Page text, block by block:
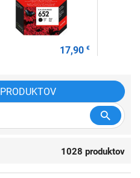
17,90€
PRODUKTOV
1028 produktov